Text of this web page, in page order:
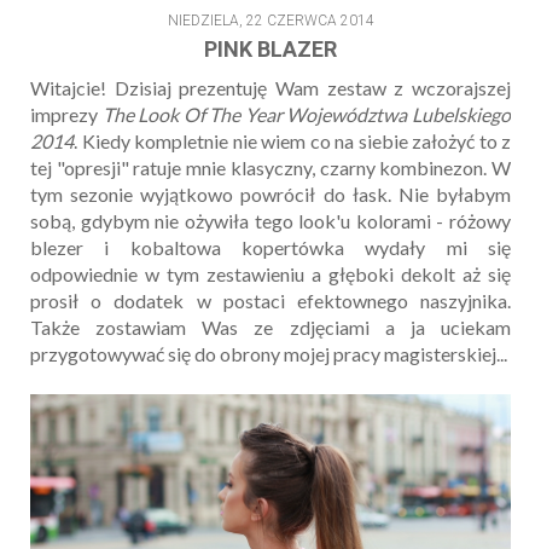
NIEDZIELA, 22 CZERWCA 2014
PINK BLAZER
Witajcie! Dzisiaj prezentuję Wam zestaw z wczorajszej
imprezy The Look Of The Year Województwa Lubelskiego
2014. Kiedy kompletnie nie wiem co na siebie założyć to z
tej "opresji" ratuje mnie klasyczny, czarny kombinezon. W
tym sezonie wyjątkowo powrócił do łask. Nie byłabym
sobą, gdybym nie ożywiła tego look'u kolorami - różowy
blezer i kobaltowa kopertówka wydały mi się
odpowiednie w tym zestawieniu a głęboki dekolt aż się
prosił o dodatek w postaci efektownego naszyjnika.
Także zostawiam Was ze zdjęciami a ja uciekam
przygotowywać się do obrony mojej pracy magisterskiej...